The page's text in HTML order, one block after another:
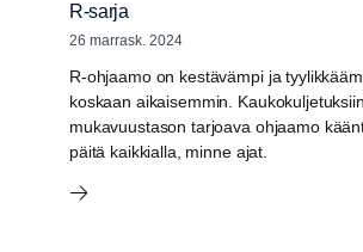
R-sarja
26 marrask. 2024
R-ohjaamo on kestävämpi ja
koskaan aikaisemmin.
mukavuustason tarjoava ohjaamo
päitä kaikkialla, minne ajat.